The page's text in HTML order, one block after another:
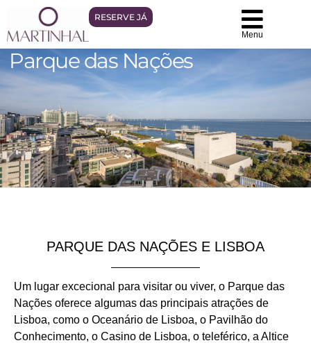
RESERVE JÁ
Menu
Parque das Nações
PARQUE DAS NAÇÕES E LISBOA
Um lugar excecional para visitar ou viver, o Parque das
Nações oferece algumas das principais atrações de
Lisboa, como o Oceanário de Lisboa, o Pavilhão do
Conhecimento, o Casino de Lisboa, o teleférico, a Altice